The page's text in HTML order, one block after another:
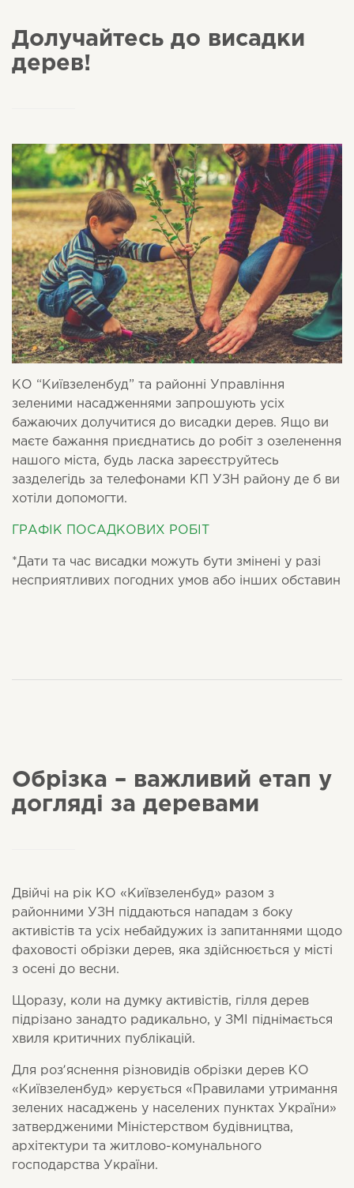
Долучайтесь до висадки
дерев!
КО “Київзеленбуд” та районні Управління
зеленими насадженнями запрошують усіх
бажаючих долучитися до висадки дерев. Ящо ви
маєте бажання приєднатись до робіт з озеленення
нашого міста, будь ласка зареєструйтесь
зазделегідь за телефонами КП УЗН району де б ви
хотіли допомогти.
ГРАФІК ПОСАДКОВИХ РОБІТ
*Дати та час висадки можуть бути змінені у разі
несприятливих погодних умов або інших обставин
Обрізка – важливий етап у
догляді за деревами
Двійчі на рік КО «Київзеленбуд» разом з
районними УЗН піддаються нападам з боку
активістів та усіх небайдужих із запитаннями щодо
фаховості обрізки дерев, яка здійснюється у місті
з осені до весни.
Щоразу, коли на думку активістів, гілля дерев
підрізано занадто радикально, у ЗМІ піднімається
хвиля критичних публікацій.
Для розʼяснення різновидів обрізки дерев КО
«Київзеленбуд» керується «Правилами утримання
зелених насаджень у населених пунктах України»
затвердженими Міністерством будівництва,
архітектури та житлово-комунального
господарства України.